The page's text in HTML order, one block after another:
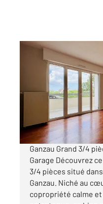
STRASBOURG 67
95,56 m2, 4 pièces
Ref : 23744
Appartement
278
Visiter le site dédié
Ganzau Grand 3/4
Garage Découvrez
3/4 pièces situé
Ganzau. Niché au
copropriété calme